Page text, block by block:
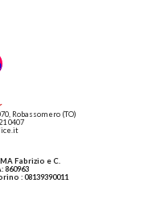
Robassomero (TO)
0407
Fabrizio e C.
860963
: 08139390011